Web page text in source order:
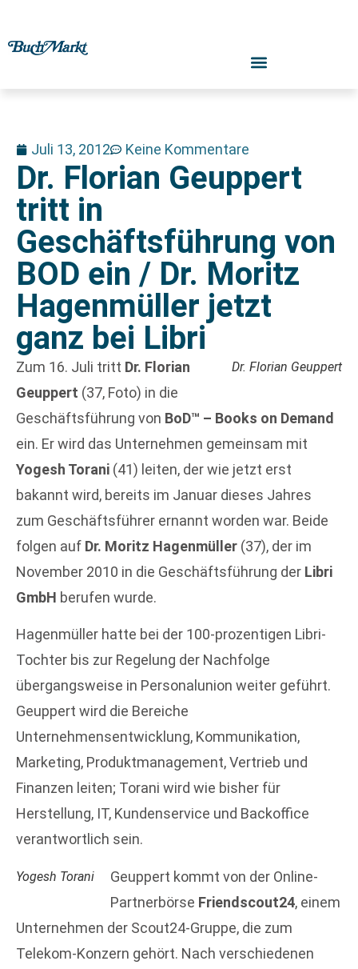
Juli 13, 2012 Keine Kommentare
Dr. Florian Geuppert
tritt in
Geschäftsführung von
BOD ein / Dr. Moritz
Hagenmüller jetzt
ganz bei Libri
Dr. Florian Geuppert
Zum 16. Juli tritt Dr. Florian
Geuppert (37, Foto) in die
Geschäftsführung von BoD™ – Books on Demand
ein. Er wird das Unternehmen gemeinsam mit
Yogesh Torani (41) leiten, der wie jetzt erst
bakannt wird, bereits im Januar dieses Jahres
zum Geschäftsführer ernannt worden war. Beide
folgen auf Dr. Moritz Hagenmüller (37), der im
November 2010 in die Geschäftsführung der Libri
GmbH berufen wurde.
Hagenmüller hatte bei der 100-prozentigen Libri-
Tochter bis zur Regelung der Nachfolge
übergangsweise in Personalunion weiter geführt.
Geuppert wird die Bereiche
Unternehmensentwicklung, Kommunikation,
Marketing, Produktmanagement, Vertrieb und
Finanzen leiten; Torani wird wie bisher für
Herstellung, IT, Kundenservice und Backoffice
verantwortlich sein.
Yogesh Torani
Geuppert kommt von der Online-
Partnerbörse Friendscout24, einem
Unternehmen der Scout24-Gruppe, die zum
Telekom-Konzern gehört. Nach verschiedenen